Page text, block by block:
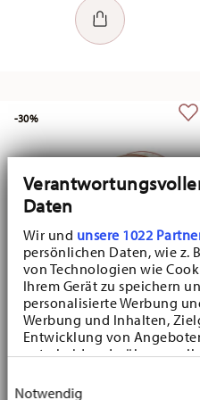
Daten
Wir und unsere 1022
persönlichen Daten, wie z.
von Technologien wie
Ihrem Gerät zu speichern
personalisierte Werbung
Werbung und Inhalten,
Entwicklung von
entscheiden darüber, wer
Cookie-Erklärung oder
Notwendig
Christmas Love Christmas Love
Set 3 biscuit tins
-30%